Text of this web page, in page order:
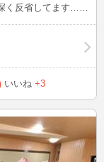
て楽しい☆彡 こ
いいね +3